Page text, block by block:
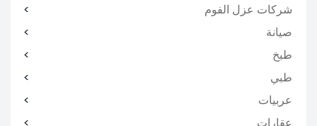
شركات عزل الفوم
صيانة
طبخ
طبي
عربيات
عقارات